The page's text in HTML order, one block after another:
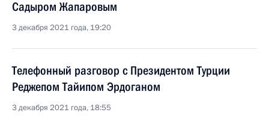
Садыром Жапаровым
3 декабря 2021 года, 19:20
Телефонный разговор с Президентом Турции
Реджепом Тайипом Эрдоганом
3 декабря 2021 года, 18:55